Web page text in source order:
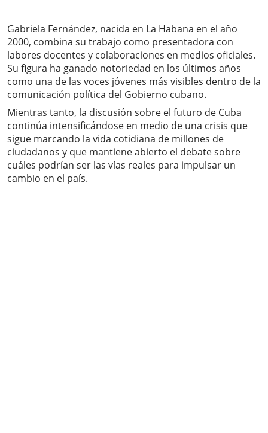
Gabriela Fernández, nacida en La Habana en el año
2000, combina su trabajo como presentadora con
labores docentes y colaboraciones en medios oficiales.
Su figura ha ganado notoriedad en los últimos años
como una de las voces jóvenes más visibles dentro de la
comunicación política del Gobierno cubano.
Mientras tanto, la discusión sobre el futuro de Cuba
continúa intensificándose en medio de una crisis que
sigue marcando la vida cotidiana de millones de
ciudadanos y que mantiene abierto el debate sobre
cuáles podrían ser las vías reales para impulsar un
cambio en el país.